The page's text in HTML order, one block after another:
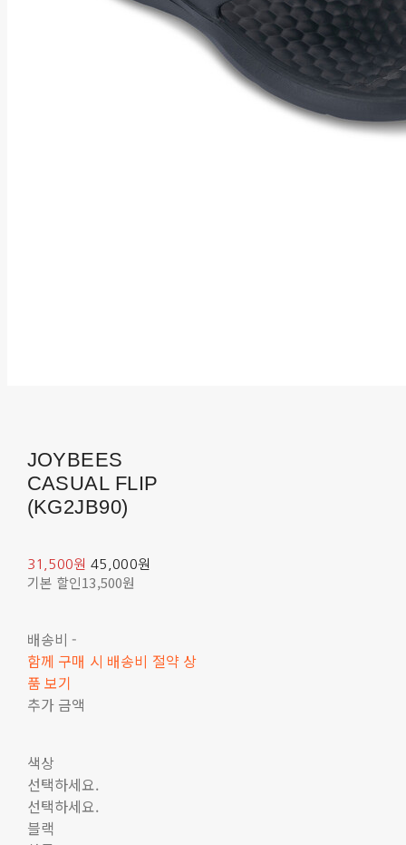
JOYBEES
CASUAL FLIP
(KG2JB90)
31,500원 45,000원
기본 할인13,500원
배송비 -
함께 구매 시 배송비 절약 상
품 보기
추가 금액
색상
선택하세요.
선택하세요.
블랙